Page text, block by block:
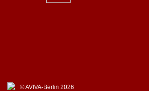
© AVIVA-Berlin 2026